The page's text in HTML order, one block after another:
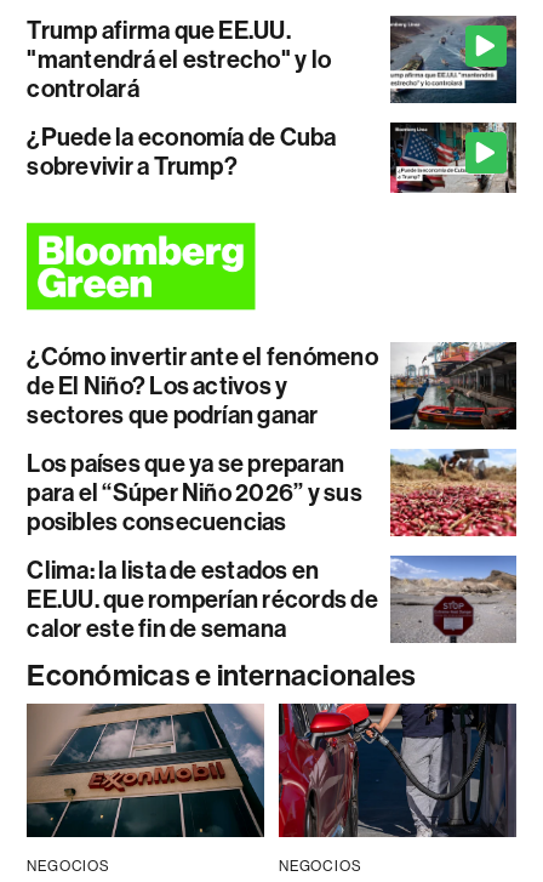
Trump afirma que EE.UU.
"mantendrá el estrecho" y lo
controlará
¿Puede la economía de Cuba
sobrevivir a Trump?
¿Cómo invertir ante el fenómeno
de El Niño? Los activos y
sectores que podrían ganar
Los países que ya se preparan
para el “Súper Niño 2026” y sus
posibles consecuencias
Clima: la lista de estados en
EE.UU. que romperían récords de
calor este fin de semana
Económicas e internacionales
NEGOCIOS NEGOCIOS